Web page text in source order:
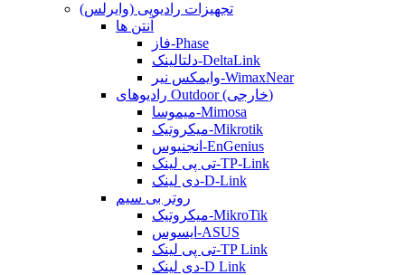
تجهیزات رادیویی (وایرلس)
آنتن ها
فاز-Phase
دلتالینک-DeltaLink
وایمکس نیر-WimaxNear
رادیوهای Outdoor (خارجی)
میموسا-Mimosa
میکروتیک-Mikrotik
انجنیوس-EnGenius
تی پی لینک-TP-Link
دی لینک-D-Link
روتر بی سیم
میکروتیک-MikroTik
ایسوس-ASUS
تی پی لینک-TP Link
دی لینک-D Link